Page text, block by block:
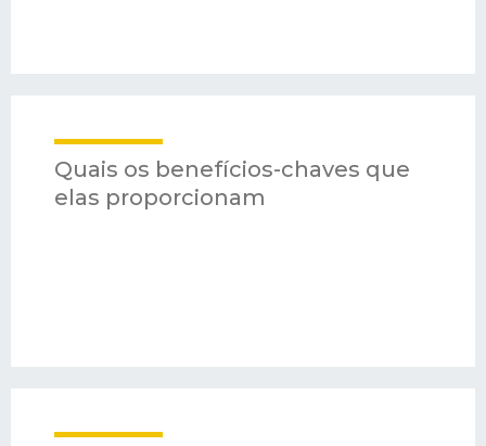
Quais os benefícios-chaves que
elas proporcionam